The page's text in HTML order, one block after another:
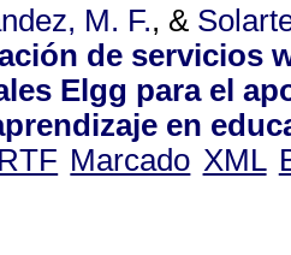
M. F., &
de servicios
Elgg para el
en
RTF Marcado XML